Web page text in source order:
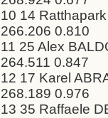
10 14
266.206 0.810
11 25 Alex
264.511 0.847
12 17 Karel
268.189 0.976
13 35 Raffaele